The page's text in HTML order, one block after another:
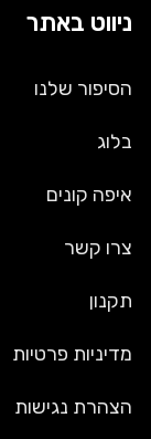
ניווט באתר
הסיפור שלנו
בלוג
איפה קונים
צרו קשר
תקנון
מדיניות פרטיות
הצהרת נגישות